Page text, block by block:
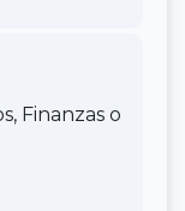
Finanzas o